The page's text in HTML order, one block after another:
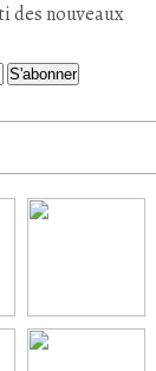
des nouveaux